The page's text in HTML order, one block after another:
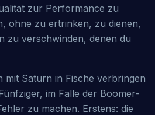
zur Performance zu
ohne zu ertrinken, zu dienen,
zu verschwinden, denen du
mit Saturn in Fische verbringen
im Falle der Boomer-
zu machen. Erstens: die